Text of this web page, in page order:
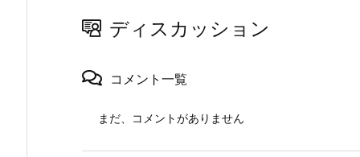
ディスカッション
コメント一覧
まだ、コメントがありません